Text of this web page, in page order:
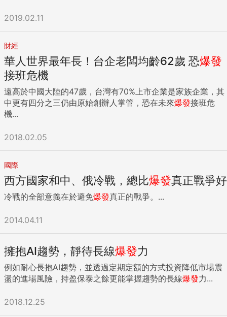
聚焦AI，投資人參與布局時，建議擴大AI視野，除了科技、機
業強國還包括：英國 392 家、加拿大 287 家、印度 152 家；
除此之外，以色列、法國和德國AI企業的數量也超過了 100
家，從企業成立時間看，全球AI企業的創業潮集中在 2014 到
2016年，其中不論是全球範圍內還是中國，2015 年新增AI企
業數量都是最多的，當年度全球新成立AI企業數量達 847 家，
從 2016 年開始，全球AI創業步伐才稍稍放緩。 安聯AI人工智
慧基金產品經理黃詩琴表示，AI正在翻轉你我生活、翻倍企業
到AI，往往第一時間聯想到「機器人」，但AI其實可以讓不少
產業加上新的大腦。 以國內知名的世界級腳踏車龍頭巨大
（Giant Manufacturing）來說，面對萎縮的自行車銷售量，
巨大擺脫「馬達」及「電池」的比拚，而是將「人機介面」的
軟體演算法融入「控制器」的AI技術中，當電動車開啟後，會
自動偵測車況，並自行判斷在不同的路況中，提供不同的瓦數
統產業透過AI增加附加價值的一大證明。 國際研究分析機構
AI防詐騙、醫療業也以AI來判讀醫學影像，而製造業更是運用
AI來檢測品質。 黃詩琴分析，在快魚吃慢魚的新經濟中，企業
要較勁的是：誰夠最快速地將策略融入AI，誰便能在市場中攻
城掠地，創造豐厚的利潤，成為企業戰場上「快魚」贏家，也
大魚，而是希望為投資人抓住快魚，也就是AI技術的明日之
2019.02.11
財經
華人世界最年長！台企老闆均齡62歲 恐爆發
接班危機
遠高於中國大陸的47歲，台灣有70%上市企業是家族企業，其
中更有四分之三仍由原始創辦人掌管，恐在未來爆發接班危
機...
2018.02.05
國際
西方國家和中、俄冷戰，總比爆發真正戰爭好
冷戰的全部意義在於避免爆發真正的戰爭。...
2014.04.11
擁抱AI趨勢，靜待長線爆發力
例如耐心長抱AI趨勢，並透過定期定額的方式投資降低市場震
盪的進場風險，持盈保泰之餘更能掌握趨勢的長線爆發力...
2018.12.25